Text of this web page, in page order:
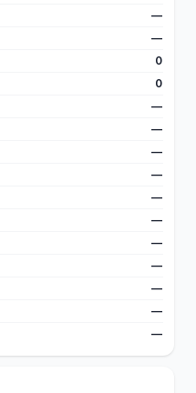
—
—
0
0
—
—
—
—
—
—
—
—
—
—
—